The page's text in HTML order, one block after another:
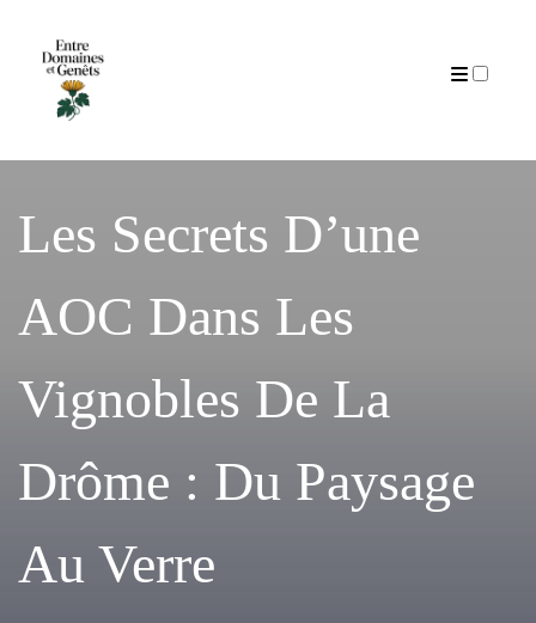
Les Secrets D’une
AOC Dans Les
Vignobles De La
Drôme : Du Paysage
Au Verre